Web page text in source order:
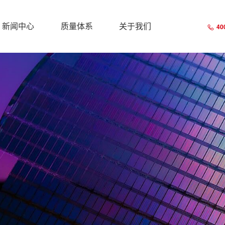
新闻中心 质量体系 关于我们